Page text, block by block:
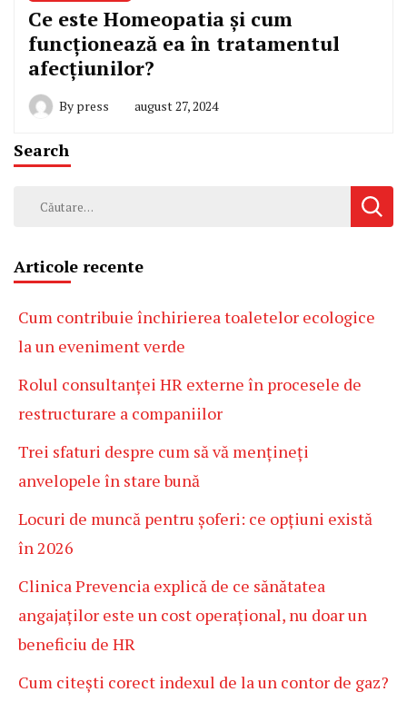
Ce este Homeopatia și cum
funcționează ea în tratamentul
afecțiunilor?
By press august 27, 2024
Search
Caută
Articole recente
Cum contribuie închirierea toaletelor ecologice
la un eveniment verde
Rolul consultanței HR externe în procesele de
restructurare a companiilor
Trei sfaturi despre cum să vă mențineți
anvelopele în stare bună
Locuri de muncă pentru șoferi: ce opțiuni există
în 2026
Clinica Prevencia explică de ce sănătatea
angajaților este un cost operațional, nu doar un
beneficiu de HR
Cum citești corect indexul de la un contor de gaz?